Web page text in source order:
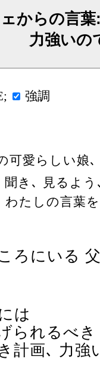
からの言
力強いの
強調
可愛らしい娘
聞き､ 見るよう
わたしの言葉
ろにいる
は
られるべ
計画､ 力強